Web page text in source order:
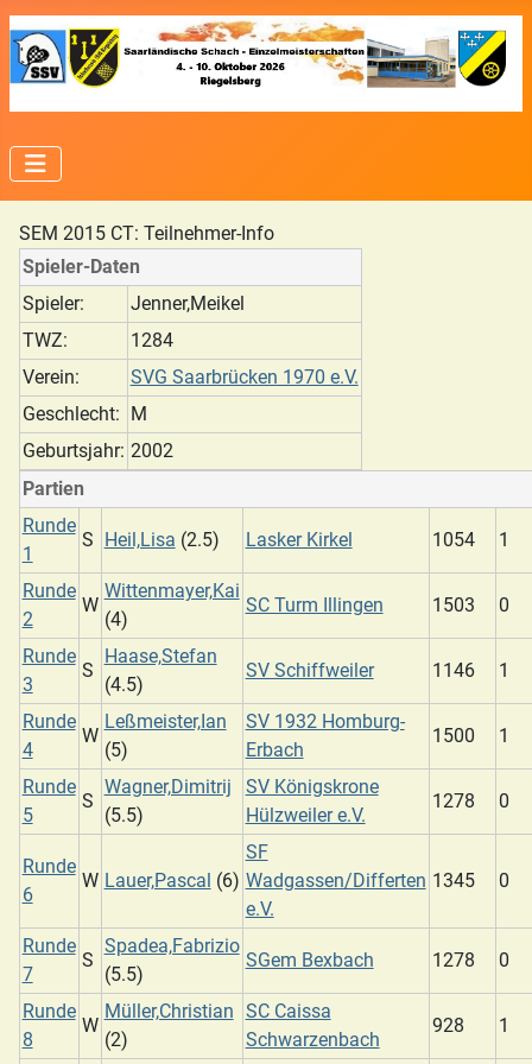
SEM 2015 CT: Teilnehmer-Info
Spieler-Daten
Spieler:
Jenner,Meikel
TWZ:
1284
Verein:
SVG Saarbrücken 1970 e.V.
Geschlecht:
M
Geburtsjahr: 2002
Partien
Runde
1
S Heil,Lisa (2.5) Lasker Kirkel 1054 1
Runde
2
W
Wittenmayer,Kai
(4)
SC Turm Illingen 1503 0
Runde
3
S
Haase,Stefan
(4.5)
SV Schiffweiler 1146 1
Runde
4
W
Leßmeister,Ian
(5)
SV 1932 Homburg-
Erbach
1500 1
Runde
5
S
Wagner,Dimitrij
(5.5)
SV Königskrone
Hülzweiler e.V.
1278 0
Runde
6
W Lauer,Pascal (6)
SF
Wadgassen/Differten
e.V.
1345 0
Runde
7
S
Spadea,Fabrizio
(5.5)
SGem Bexbach 1278 0
Runde
8
W
Müller,Christian
(2)
SC Caissa
Schwarzenbach
928 1